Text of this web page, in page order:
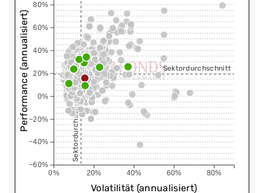
0% 20% 40% 60% 80%
−60%
−40%
−20%
0%
20%
40%
60%
80%
Sektordurchschnitt
Sektordurchschnitt
Volatilität (annualisiert)
Performance (annualisiert)